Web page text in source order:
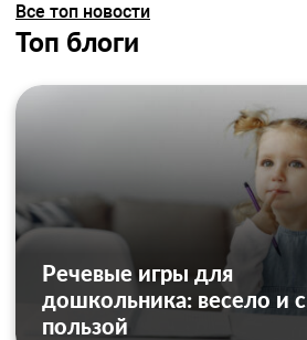
Все топ новости
Топ блоги
Речевые игры для
дошкольника: весело и с
пользой